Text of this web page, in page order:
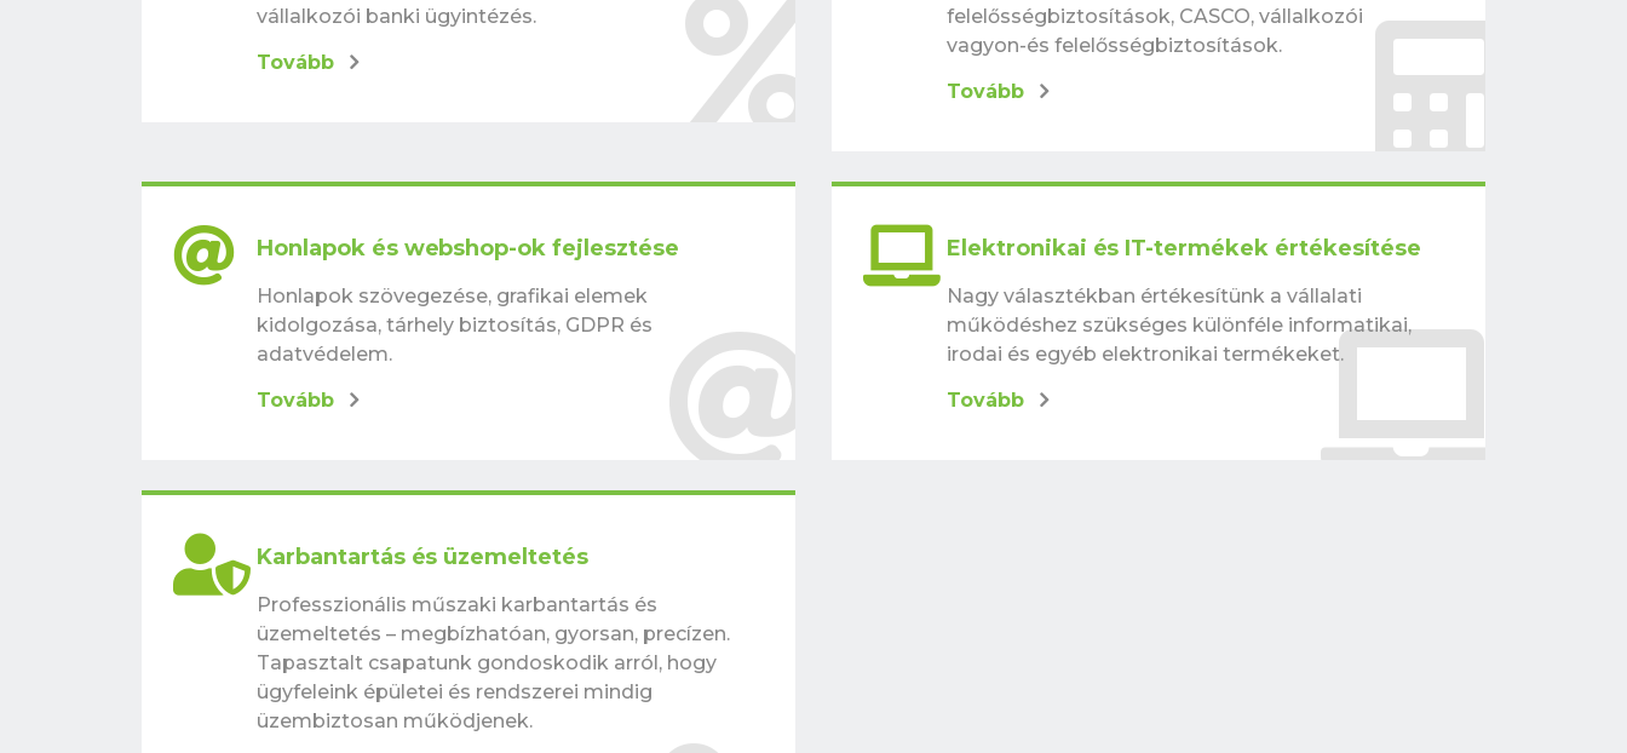
vállalkozói banki ügyintézés.
Tovább
felelősségbiztosítások, CASCO, vállalkozói
vagyon-és felelősségbiztosítások.
Tovább
Honlapok és webshop-ok fejlesztése
Honlapok szövegezése, grafikai elemek
kidolgozása, tárhely biztosítás, GDPR és
adatvédelem.
Tovább
Elektronikai és IT-termékek értékesítése
Nagy választékban értékesítünk a vállalati
működéshez szükséges különféle informatikai,
irodai és egyéb elektronikai termékeket.
Tovább
Karbantartás és üzemeltetés
Professzionális műszaki karbantartás és
üzemeltetés – megbízhatóan, gyorsan, precízen.
Tapasztalt csapatunk gondoskodik arról, hogy
ügyfeleink épületei és rendszerei mindig
üzembiztosan működjenek.